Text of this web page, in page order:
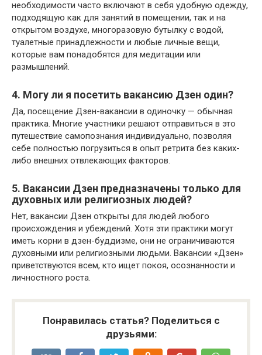
необходимости часто включают в себя удобную одежду,
подходящую как для занятий в помещении, так и на
открытом воздухе, многоразовую бутылку с водой,
туалетные принадлежности и любые личные вещи,
которые вам понадобятся для медитации или
размышлений.
4. Могу ли я посетить вакансию Дзен один?
Да, посещение Дзен-вакансии в одиночку — обычная
практика. Многие участники решают отправиться в это
путешествие самопознания индивидуально, позволяя
себе полностью погрузиться в опыт ретрита без каких-
либо внешних отвлекающих факторов.
5. Вакансии Дзен предназначены только для
духовных или религиозных людей?
Нет, вакансии Дзен открыты для людей любого
происхождения и убеждений. Хотя эти практики могут
иметь корни в дзен-буддизме, они не ограничиваются
духовными или религиозными людьми. Вакансии «Дзен»
приветствуются всем, кто ищет покоя, осознанности и
личностного роста.
Понравилась статья? Поделиться с
друзьями: